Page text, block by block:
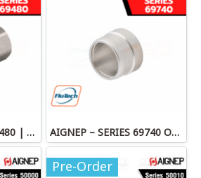
AIGNEP – SERIES 69480 | STRAIGHT MALE ADAPTOR AIGNEP – SERIES 69740 OLIVE
Pre-Order